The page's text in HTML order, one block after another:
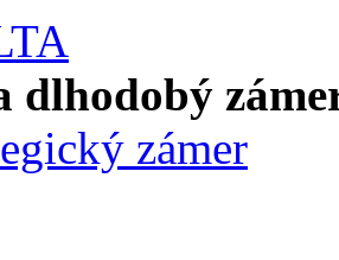
dlhodobý
zámer